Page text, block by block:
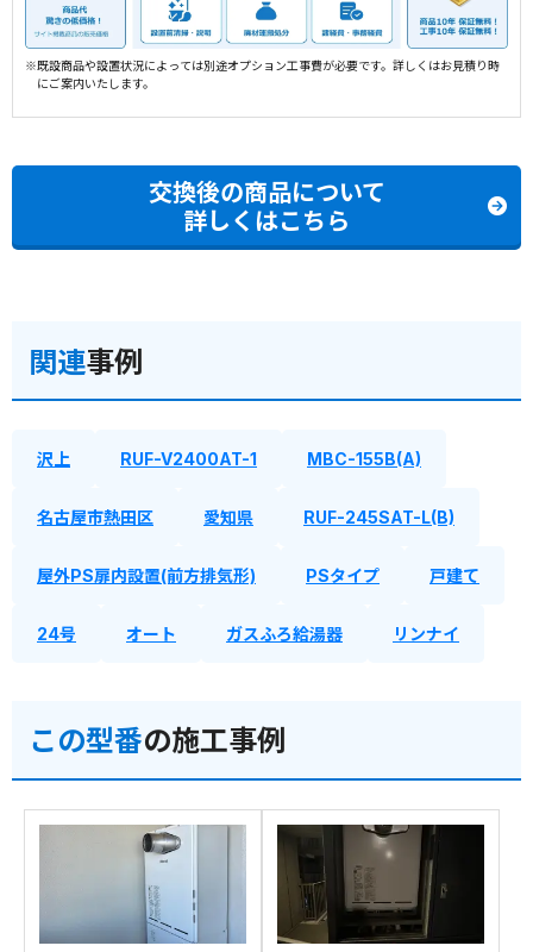
※既設商品や設置状況によっては別途オプション工事費が必要です。詳しくはお見積り時
にご案内いたします。
交換後の商品について
詳しくはこちら
関連事例
沢上 RUF-V2400AT-1 MBC-155B(A)
名古屋市熱田区 愛知県 RUF-245SAT-L(B)
屋外PS扉内設置(前方排気形) PSタイプ 戸建て
24号 オート ガスふろ給湯器 リンナイ
この型番の施工事例